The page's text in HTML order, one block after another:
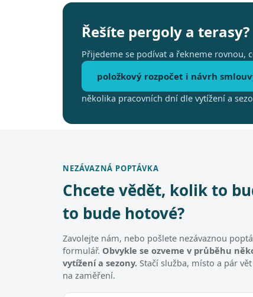
Řešíte pergoly a terasy?
Přijedeme se podívat a řekneme rovnou,
položkový rozpočet i návrh
několika pracovních dní dle vytížení a
NEZÁVAZNÁ POPTÁVKA
Chcete vědět, kolik to
to bude hotové?
Zavolejte nám, nebo pošlete nezávaznou
formulář. Obvykle se ozveme v průběhu
vytížení a sezony. Stačí služba, místo a pár
na zaměření.